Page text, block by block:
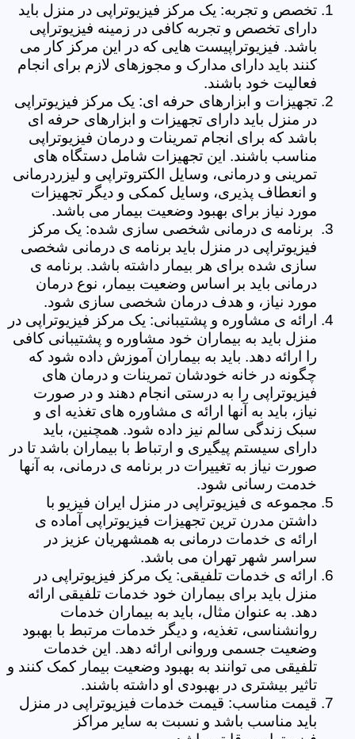
تخصص و تجربه: یک مرکز فیزیوتراپی در منزل باید
دارای تخصص و تجربه کافی در زمینه فیزیوتراپی
باشد. فیزیوتراپیست هایی که در این مرکز کار می
کنند باید دارای مدارک و مجوزهای لازم برای انجام
فعالیت خود باشند.
تجهیزات و ابزارهای حرفه ای: یک مرکز فیزیوتراپی
در منزل باید دارای تجهیزات و ابزارهای حرفه ای
باشد که برای انجام تمرینات و درمان فیزیوتراپی
مناسب باشند. این تجهیزات شامل دستگاه های
تمرینی و درمانی، وسایل الکتروتراپی و لیزردرمانی
و انعطاف پذیری، وسایل کمکی و دیگر تجهیزات
مورد نیاز برای بهبود وضعیت بیمار می باشد.
برنامه ی درمانی شخصی سازی شده: یک مرکز
فیزیوتراپی در منزل باید برنامه ی درمانی شخصی
سازی شده برای هر بیمار داشته باشد. برنامه ی
درمانی باید بر اساس وضعیت بیمار، نوع درمان
مورد نیاز، و هدف درمان شخصی سازی شود.
ارائه ی مشاوره و پشتیبانی: یک مرکز فیزیوتراپی در
منزل باید به بیماران خود مشاوره و پشتیبانی کافی
را ارائه دهد. باید به بیماران آموزش داده شود که
چگونه در خانه خودشان تمرینات و درمان های
فیزیوتراپی را به درستی انجام دهند و در صورت
نیاز، باید به آنها ارائه ی مشاوره های تغذیه ای و
سبک زندگی سالم نیز داده شود. همچنین، باید
دارای سیستم پیگیری و ارتباط با بیماران باشد تا در
صورت نیاز به تغییرات در برنامه ی درمانی، به آنها
خدمت رسانی شود.
مجموعه ی فیزیوتراپی در منزل ایران فیزیو با
داشتن مدرن ترین تجهیزات فیزیوتراپی آماده ی
ارائه ی خدمات درمانی به همشهریان عزیز در
سراسر شهر تهران می باشد.
ارائه ی خدمات تلفیقی: یک مرکز فیزیوتراپی در
منزل باید برای بیماران خود خدمات تلفیقی ارائه
دهد. به عنوان مثال، باید به بیماران خدمات
روانشناسی، تغذیه، و دیگر خدمات مرتبط با بهبود
وضعیت جسمی وروانی ارائه دهد. این خدمات
تلفیقی می توانند به بهبود وضعیت بیمار کمک کنند و
تاثیر بیشتری در بهبودی او داشته باشند.
قیمت مناسب: قیمت خدمات فیزیوتراپی در منزل
باید مناسب باشد و نسبت به سایر مراکز